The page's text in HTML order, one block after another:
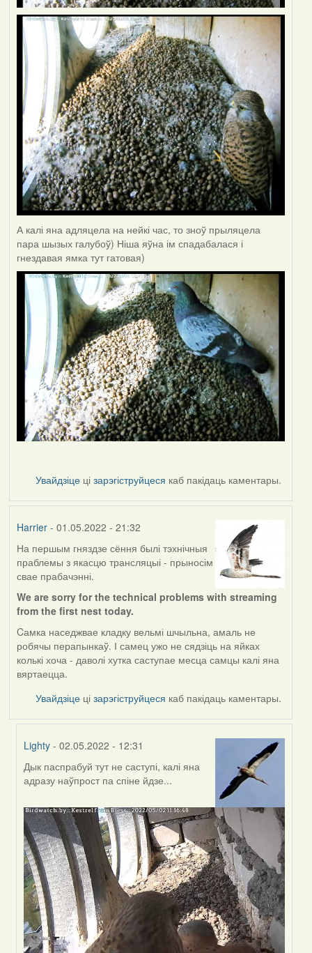
А калі яна адляцела на нейкі час, то зноў прыляцела
пара шызых галубоў) Ніша яўна ім спадабалася і
гнездавая ямка тут гатовая)
Увайдзіце цізарэгіструйцеся каб пакідаць каментары.
Harrier- 01.05.2022 - 21:32
На першым гняздзе сёння былі тэхнічныя
праблемы з якасцю трансляцыі - прыносім
свае прабачэнні.
We are sorry for the technical problems with streaming
from the first nest today.
Cамка наседжвае кладку вельмі шчыльна, амаль не
робячы перапынкаў. І самец ужо не сядзіць на яйках
колькі хоча - даволі хутка саступае месца самцы калі яна
вяртаецца.
Увайдзіце цізарэгіструйцеся каб пакідаць каментары.
Lighty - 02.05.2022 - 12:31
In
reply
by
Harrier
Дык паспрабуй тут не саступі, калі яна
адразу наўпрост па спіне йдзе...